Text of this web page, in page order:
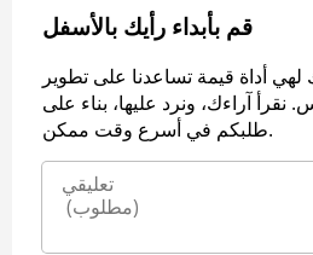
قم بأبداء رأيك بالأسفل
لهي أداة قيمة تساعدنا على تطوير
آراءك، ونرد عليها، بناء على
طلبكم في أسرع وقت ممكن.